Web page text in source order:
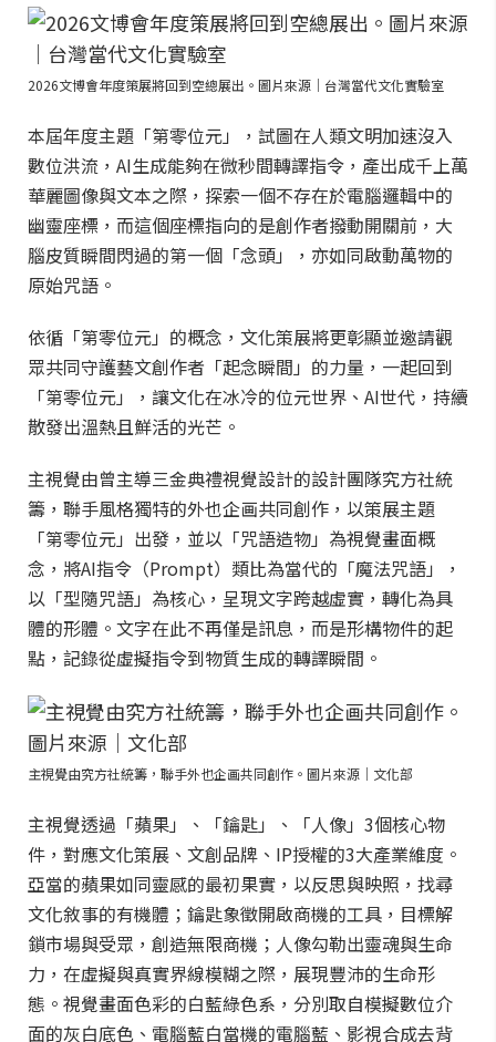
2026文博會年度策展將回到空總展出。圖片來源｜台灣當代文化實驗室
本屆年度主題「第零位元」，試圖在人類文明加速沒入
數位洪流，AI生成能夠在微秒間轉譯指令，產出成千上萬
華麗圖像與文本之際，探索一個不存在於電腦邏輯中的
幽靈座標，而這個座標指向的是創作者撥動開關前，大
腦皮質瞬間閃過的第一個「念頭」，亦如同啟動萬物的
原始咒語。
依循「第零位元」的概念，文化策展將更彰顯並邀請觀
眾共同守護藝文創作者「起念瞬間」的力量，一起回到
「第零位元」，讓文化在冰冷的位元世界、AI世代，持續
散發出溫熱且鮮活的光芒。
主視覺由曾主導三金典禮視覺設計的設計團隊究方社統
籌，聯手風格獨特的外也企画共同創作，以策展主題
「第零位元」出發，並以「咒語造物」為視覺畫面概
念，將AI指令（Prompt）類比為當代的「魔法咒語」，
以「型隨咒語」為核心，呈現文字跨越虛實，轉化為具
體的形體。文字在此不再僅是訊息，而是形構物件的起
點，記錄從虛擬指令到物質生成的轉譯瞬間。
主視覺由究方社統籌，聯手外也企画共同創作。圖片來源｜文化部
主視覺透過「蘋果」、「鑰匙」、「人像」3個核心物
件，對應文化策展、文創品牌、IP授權的3大產業維度。
亞當的蘋果如同靈感的最初果實，以反思與映照，找尋
文化敘事的有機體；鑰匙象徵開啟商機的工具，目標解
鎖市場與受眾，創造無限商機；人像勾勒出靈魂與生命
力，在虛擬與真實界線模糊之際，展現豐沛的生命形
態。視覺畫面色彩的白藍綠色系，分別取自模擬數位介
面的灰白底色、電腦藍白當機的電腦藍、影視合成去背